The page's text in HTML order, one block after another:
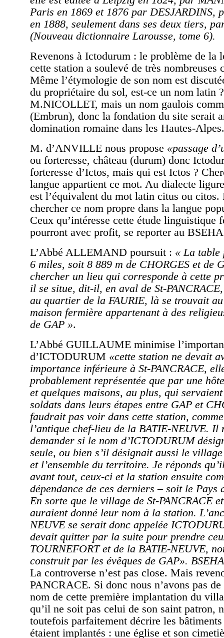
Paris en 1869 et 1876 par DESJARDINS,
en 1888, seulement dans ses deux tiers,
(Nouveau dictionnaire Larousse, tome 6).
Revenons à Ictodurum : le problème de la
cette station a soulevé de très nombreuses
Même l’étymologie de son nom est
du propriétaire du sol, est-ce un nom latin
M.NICOLLET, mais un nom gaulois
(Embrun), donc la fondation du site serait
domination romaine dans les Hautes-Alpes.
M. d’ANVILLE nous propose «passage
ou forteresse, château (durum) donc
forteresse d’Ictos, mais qui est Ictos ?
langue appartient ce mot. Au dialecte
est l’équivalent du mot latin citus ou citos.
chercher ce nom propre dans la langue
Ceux qu’intéresse cette étude linguistique
pourront avec profit, se reporter au
L’Abbé ALLEMAND poursuit : « La table
6 miles, soit 8 889 m de CHORGES et de
chercher un lieu qui corresponde à cette
il se situe, dit-il, en aval de St-
au quartier de la FAURIE, là se trouvait
maison fermière appartenant à des
de GAP ».
L’Abbé GUILLAUME minimise
d’ICTODURUM «cette station ne devait
importance inférieure à St-PANCRACE,
probablement représentée que par une
et quelques maisons, au plus, qui
soldats dans leurs étapes entre GAP et
faudrait pas voir dans cette station,
l’antique chef-lieu de la BATIE-NEUVE. Il
demander si le nom d’ICTODURUM
seule, ou bien s’il désignait aussi le village
et l’ensemble du territoire. Je réponds
avant tout, ceux-ci et la station ensuite
dépendance de ces derniers – soit le Pays
En sorte que le village de St-PANCRACE
auraient donné leur nom à la station.
NEUVE se serait donc appelée
devait quitter par la suite pour prendre
TOURNEFORT et de la BATIE-NEUVE,
construit par les évêques de GAP».
La controverse n’est pas close. Mais
PANCRACE. Si donc nous n’avons pas
nom de cette première implantation du
qu’il ne soit pas celui de son saint patron,
toutefois parfaitement décrire les
étaient implantés : une église et son